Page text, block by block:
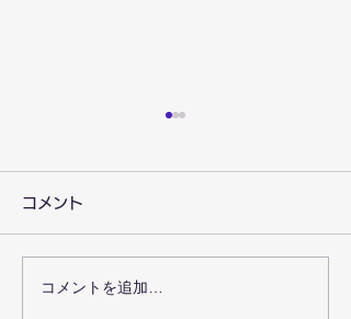
教職員・若者支援者向け
コメント
コメントを追加…